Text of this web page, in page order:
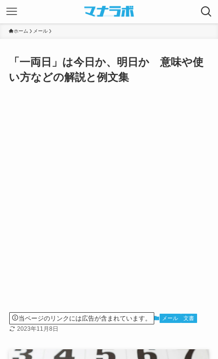
ホーム メール
「一両日」は今日か、明日か 意味や使
い方などの解説と例文集
当ページのリンクには広告が含まれています。 メール 文書
2023年11月8日